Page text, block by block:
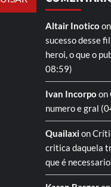
Altair Inotico on
sucesso desse
heroi, o que o
08:59)
Ivan Incorpo on
numero e gral
Quailaxion
critica daquela
que é